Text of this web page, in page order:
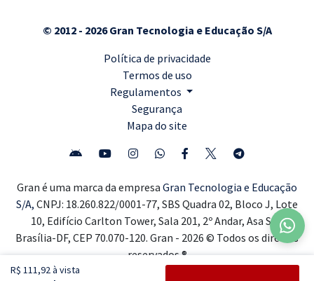
R$ 111,92 à vista
© 2012 - 2026 Gran Tecnologia e Educação S/A
Política de privacidade
Termos de uso
Regulamentos
Segurança
Mapa do site
Gran é uma marca da empresa Gran Tecnologia e Educação
S/A, CNPJ: 18.260.822/0001-77, SBS Quadra 02, Bloco J, Lote
10, Edifício Carlton Tower, Sala 201, 2º Andar, Asa Sul,
Brasília-DF, CEP 70.070-120. Gran - 2026 © Todos os direitos
reservados ®